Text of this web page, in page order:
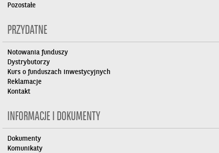
Pozostałe
PRZYDATNE
Notowania funduszy
Dystrybutorzy
Kurs o funduszach inwestycyjnych
Reklamacje
Kontakt
INFORMACJE I DOKUMENTY
Dokumenty
Komunikaty